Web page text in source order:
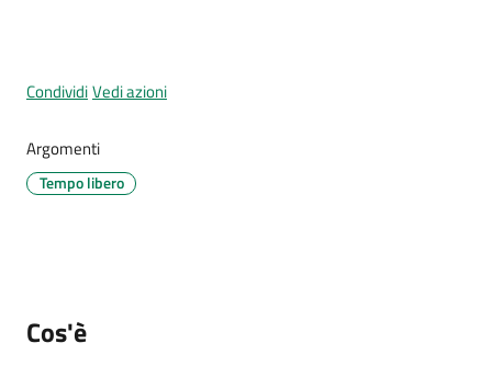
gli
argomenti...
CondividiVedi azioni
Argomenti
Tempo libero
Cos'è